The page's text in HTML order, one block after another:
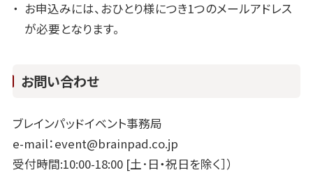
お申込みには、おひとり様につき1つのメールアドレス
が必要となります。
お問い合わせ
ブレインパッドイベント事務局
e-mail：event@brainpad.co.jp
受付時間:10:00-18:00 [土･日・祝日を除く］）